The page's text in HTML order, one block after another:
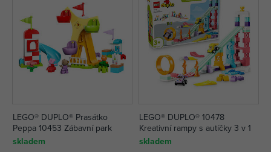
LEGO® DUPLO® Prasátko
Peppa 10453 Zábavní park
skladem
LEGO® DUPLO® 10478
Kreativní rampy s autíčky 3 v 1
skladem